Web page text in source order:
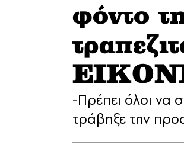
φόντο
-Πρέπει όλοι να
τράβηξε την